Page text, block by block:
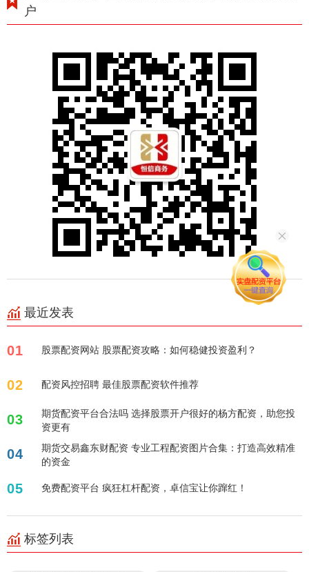
户
最近发表
01 股票配资网站 股票配资攻略：如何稳健投资盈利？
02 配资风控招聘 最佳股票配资软件推荐
03
期货配资平台合法吗 选择股票开户很好的杨方配资，助您投
资更有
04
期货交易鑫东财配资 专业工程配资图片合集：打造高效精准
的资金
05 免费配资平台 疯狂杠杆配资，卓信宝让你蹿红！
标签列表